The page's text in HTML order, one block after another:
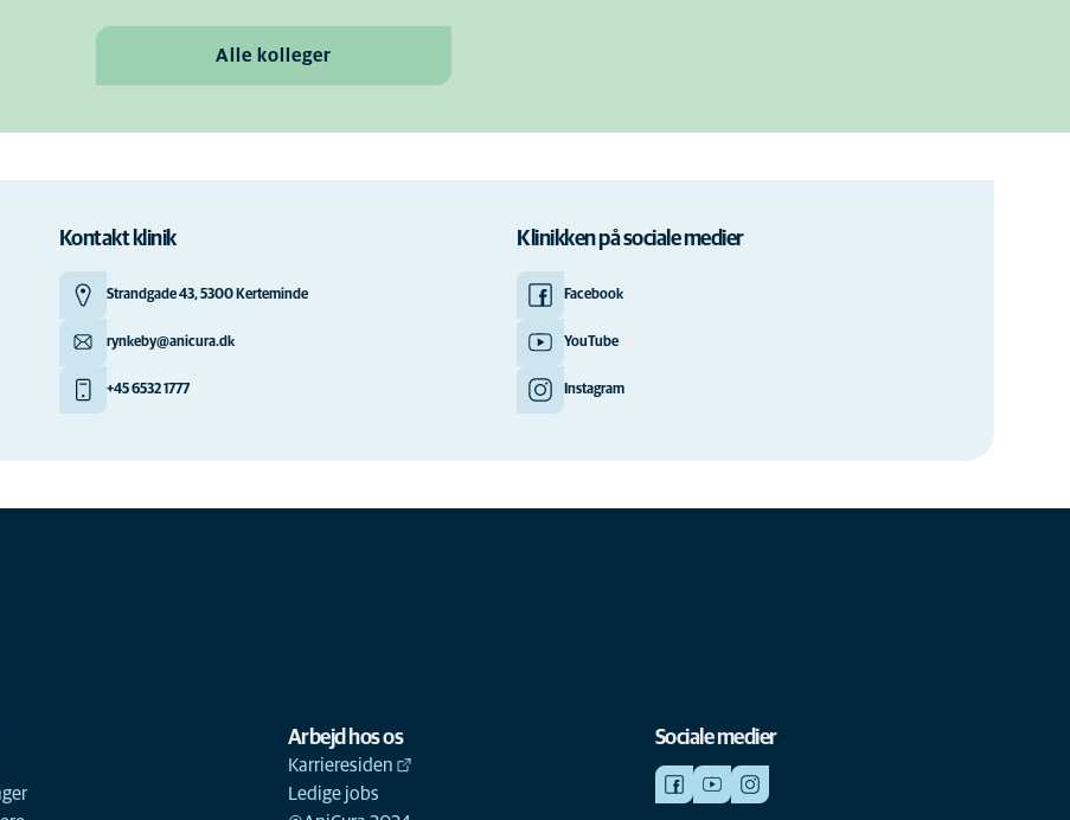
Alle kolleger
Kontakt klinik
Strandgade 43, 5300 Kerteminde
rynkeby@anicura.dk
+45 6532 1777
Klinikken på sociale medier
Facebook
YouTube
Instagram
Arbejd hos os
Karrieresiden
Ledige jobs
Sociale medier